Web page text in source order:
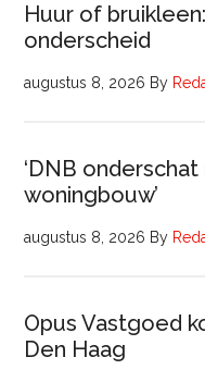
Huur of
onderscheid
augustus 8, 2026 By
‘DNB
woningbouw’
augustus 8, 2026 By
Opus Vastgoed
Den Haag